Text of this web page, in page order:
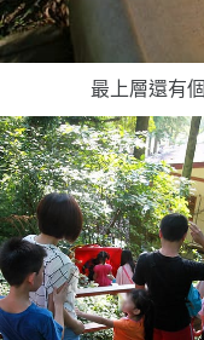
最上層還有個